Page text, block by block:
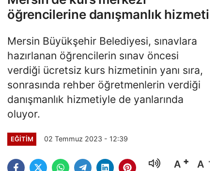
öğrencilerine danışmanlık hizmeti
Mersin Büyükşehir Belediyesi, sınavlara
hazırlanan öğrencilerin sınav öncesi
verdiği ücretsiz kurs hizmetinin yanı sıra,
sonrasında rehber öğretmenlerin verdiği
danışmanlık hizmetiyle de yanlarında
oluyor.
EĞITIM 02 Temmuz 2023 - 12:39
A A